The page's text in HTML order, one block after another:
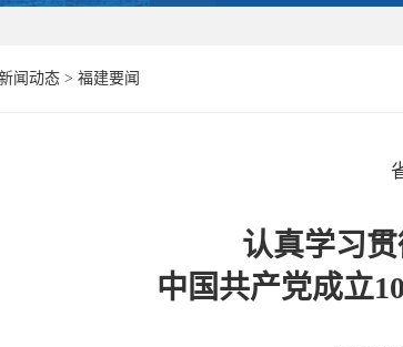
闻动态 > 福建要闻
认真学习
中国共产党成立